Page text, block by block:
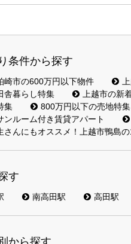
条件から探す
崎市の600万円以下物件
舎暮らし特集
上越市の新
集
800万円以下の売地特集
ンルーム付き賃貸アパート
さんにもオススメ！上越市鴨島の
す
南高田駅 高田駅